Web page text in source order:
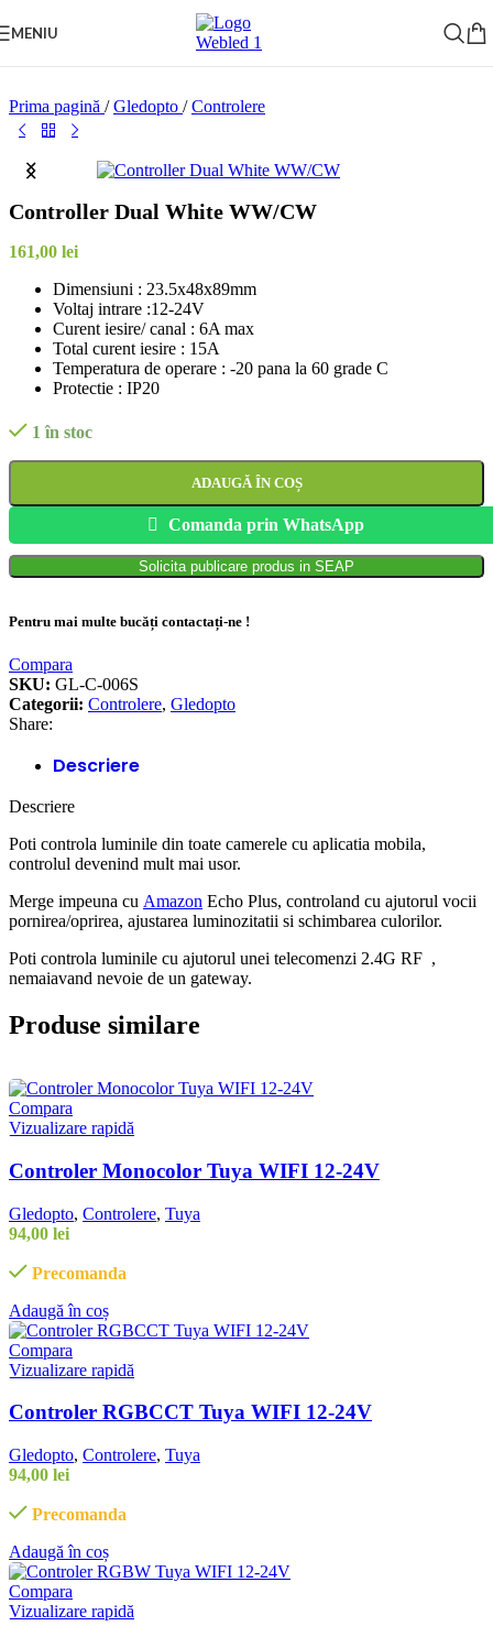
Skip to main content
MENIU
Prima pagină / Gledopto / Controlere
Controller Dual White WW/CW
161,00 lei
Dimensiuni : 23.5x48x89mm
Voltaj intrare :12-24V
Curent iesire/ canal : 6A max
Total curent iesire : 15A
Temperatura de operare : -20 pana la 60 grade C
Protectie : IP20
1 în stoc
ADAUGĂ ÎN COȘ
Comanda prin WhatsApp
Solicita publicare produs in SEAP
Pentru mai multe bucăți contactați-ne !
Compara
SKU: GL-C-006S
Categorii: Controlere, Gledopto
Share:
Descriere
Descriere
Poti controla luminile din toate camerele cu aplicatia mobila,
controlul devenind mult mai usor.
Merge impeuna cu Amazon Echo Plus, controland cu ajutorul vocii
pornirea/oprirea, ajustarea luminozitatii si schimbarea culorilor.
Poti controla luminile cu ajutorul unei telecomenzi 2.4G RF ,
nemaiavand nevoie de un gateway.
Produse similare
Compara
Vizualizare rapidă
Controler Monocolor Tuya WIFI 12-24V
Gledopto, Controlere, Tuya
94,00 lei
Precomanda
Adaugă în coș
Compara
Vizualizare rapidă
Controler RGBCCT Tuya WIFI 12-24V
Gledopto, Controlere, Tuya
94,00 lei
Precomanda
Adaugă în coș
Compara
Vizualizare rapidă